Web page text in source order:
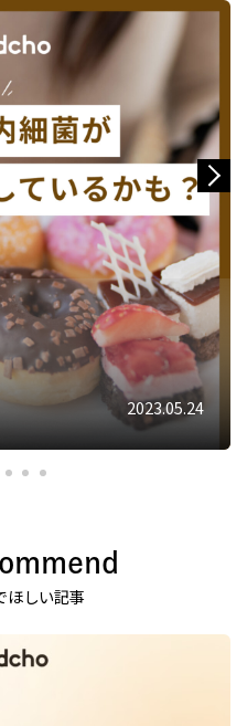
2022.12.27
Next
ほしい記事